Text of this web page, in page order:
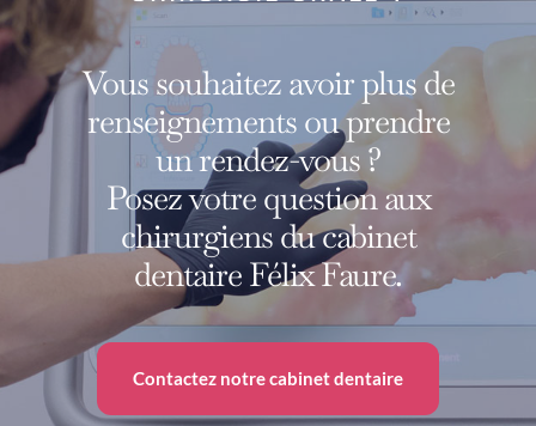
Vous souhaitez avoir plus de
renseignements ou prendre
un rendez-vous ?
Posez votre question aux
chirurgiens du cabinet
dentaire Félix Faure.
Contactez notre cabinet dentaire